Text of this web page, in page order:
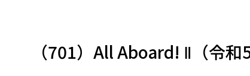
（701）All Aboard! Ⅱ（令